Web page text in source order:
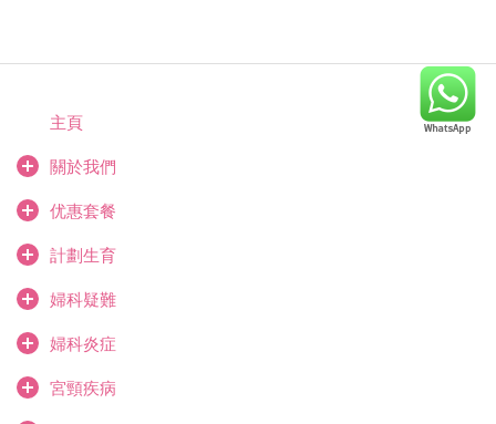
主頁
關於我們
优惠套餐
計劃生育
婦科疑難
婦科炎症
宮頸疾病